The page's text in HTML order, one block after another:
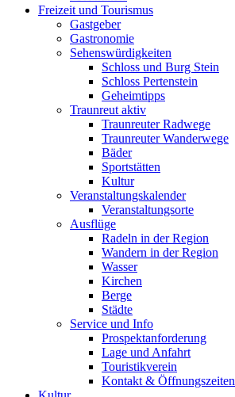
Freizeit und Tourismus
Gastgeber
Gastronomie
Sehenswürdigkeiten
Schloss und Burg Stein
Schloss Pertenstein
Geheimtipps
Traunreut aktiv
Traunreuter Radwege
Traunreuter Wanderwege
Bäder
Sportstätten
Kultur
Veranstaltungskalender
Veranstaltungsorte
Ausflüge
Radeln in der Region
Wandern in der Region
Wasser
Kirchen
Berge
Städte
Service und Info
Prospektanforderung
Lage und Anfahrt
Touristikverein
Kontakt & Öffnungszeiten